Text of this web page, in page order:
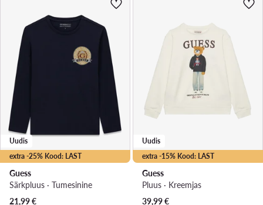
extra -25% Kood: LAST
Uudis
Guess
Särkpluus · Tumesinine
21,99€
extra -15% Kood: LAST
Uudis
Guess
Pluus · Kreemjas
39,99€